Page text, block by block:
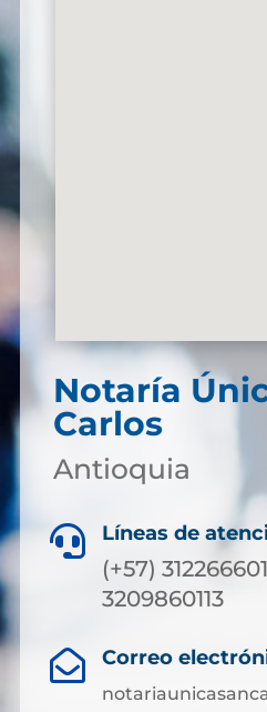
Notaría
Carlos
Antioquia
 Líneas de
(+57)
3209860113
 Correo